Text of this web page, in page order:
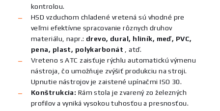
kontrolou.
HSD vzduchom chladené vretená sú vhodné pre
veľmi efektívne spracovanie rôznych druhov
materiálu, napr.: drevo, dural, hliník, meď, PVC,
pena, plast, polykarbonát , atď.
Vreteno s ATC zaisťuje rýchlu automatickú výmenu
nástroja, čo umožňuje zvýšiť produkciu na stroji.
Upnutie nástrojov je zaistené upínačmi ISO 30.
Konštrukcia: Rám stola je zvarený zo železných
profilov a vyniká vysokou tuhosťou a presnosťou.